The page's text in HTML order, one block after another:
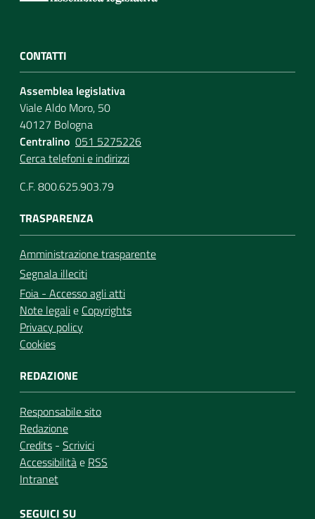
CONTATTI
Assemblea legislativa
Viale Aldo Moro, 50
40127 Bologna
Centralino 051 5275226
Cerca telefoni e indirizzi
C.F. 800.625.903.79
TRASPARENZA
Amministrazione trasparente
Segnala illeciti
Foia - Accesso agli atti
Note legalie Copyrights
Privacy policy
Cookies
REDAZIONE
Responsabile sito
Redazione
Credits - Scrivici
Accessibilitàe RSS
Intranet
SEGUICI SU